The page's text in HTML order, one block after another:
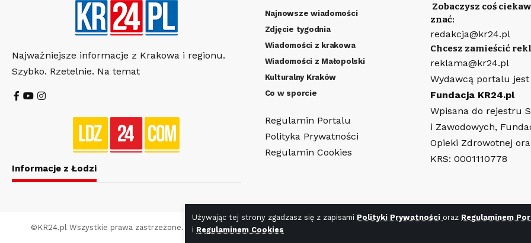
Używając tej strony zgadzasz się z zapisami Polityki Prywatności oraz Regulaminem
i Regulaminem Cookies
Najważniejsze informacje z Krakowa i regionu.
Szybko. Rzetelnie. Na temat
Informacje z Łodzi
Najnowsze wiadomości
Zdjęcie tygodnia
Wiadomości z krakowa
Wiadomości z Małopolski
Kulturalny Kraków
Co w sporcie
Regulamin Portalu
Polityka Prywatności
Regulamin Cookies
Zobaczysz coś
znać:
redakcja@kr24.pl
Chcesz zamieścić
reklama@kr24.pl
Wydawcą portalu jest
Fundacja KR24.pl
Wpisana do rejestru
i Zawodowych,
Opieki Zdrowotnej
KRS: 0001110778
© KR24.pl Wszystkie prawa zastrzeżone. Wykonanie stronyWR7.pl